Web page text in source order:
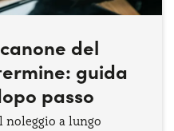
del
guida
passo
noleggio a lungo